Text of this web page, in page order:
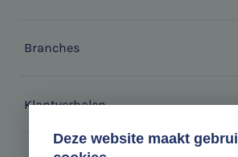
Deze website maakt
Branches
Klantverhalen